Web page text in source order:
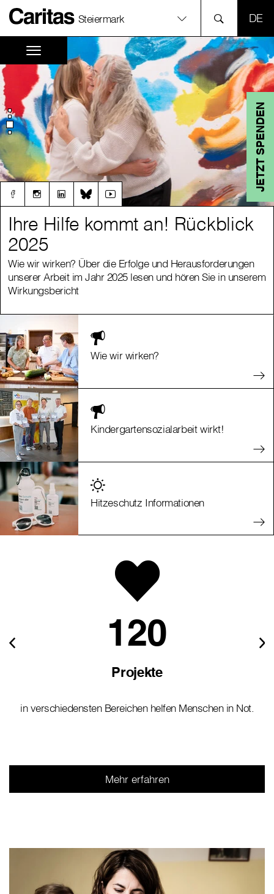
Steiermark
JETZT SPENDEN
Ihre Hilfe kommt an! Rückblick
2025
Wie wir wirken? Über die Erfolge und Herausforderungen
unserer Arbeit im Jahr 2025 lesen und hören Sie in unserem
Wirkungsbericht
Ihre Hilfe kommt an! Rückblick
2025
Wie wir wirken? Über die Erfolge und Herausforderungen
unserer Arbeit im Jahr 2025 lesen und hören Sie in unserem
Wirkungsbericht
Wie wir wirken?
Kindergartensozialarbeit wirkt!
Hitzeschutz Informationen
120
Projekte
in verschiedensten Bereichen helfen Menschen in Not.
Mehr erfahren